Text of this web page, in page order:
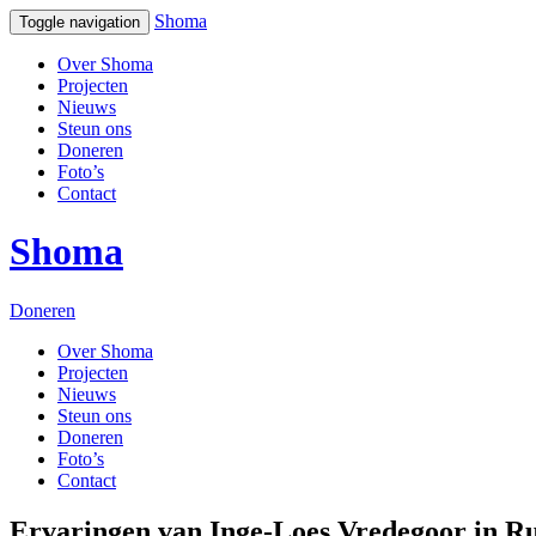
Toggle navigation Shoma
Over Shoma
Projecten
Nieuws
Steun ons
Doneren
Foto’s
Contact
Shoma
Doneren
Over Shoma
Projecten
Nieuws
Steun ons
Doneren
Foto’s
Contact